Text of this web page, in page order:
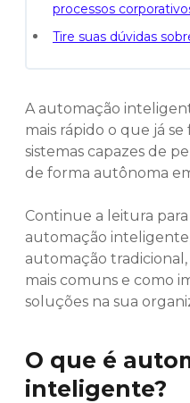
processos
Tire suas dúvidas
A automação
mais rápido o que já se
sistemas capazes de
de forma autônoma
Continue a leitura
automação
automação tradicional,
mais comuns e como
soluções na sua
O que é
inteligente?